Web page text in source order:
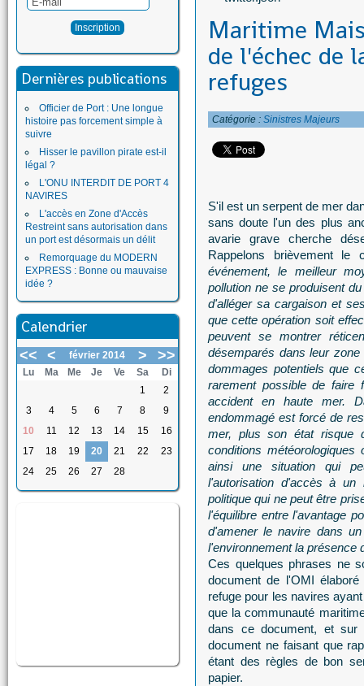
Dernières publications
Officier de Port : Une longue
histoire pas forcement simple à
suivre
Hisser le pavillon pirate est-il
légal ?
L'ONU INTERDIT DE PORT 4
NAVIRES
L'accès en Zone d'Accès
Restreint sans autorisation dans
un port est désormais un délit
Remorquage du MODERN
EXPRESS : Bonne ou mauvaise
idée ?
Calendrier
<< < février 2014 > >>
Lu Ma Me Je Ve Sa
Di
1
2
3
4 5 6 7 8
9
10
11 12 13 14 15
16
17
18 19 20 21 22
23
24
25 26 27 28
Maritime
de l'échec de
refuges
Catégorie : Sinistres Majeurs
S'il est un serpent de mer
sans doute l'un des plus
avarie grave cherche
Rappelons brièvement le
événement, le meilleur
pollution ne se produisent
d'alléger sa cargaison et
que cette opération soit
peuvent se montrer
désemparés dans leur
dommages potentiels que
rarement possible de faire
accident en haute mer.
endommagé est forcé de
mer, plus son état risque
conditions
ainsi une situation qui
l'autorisation d'accès à un
politique qui ne peut être
l'équilibre entre l'avantage
d'amener le navire dans
l'environnement la présence
Ces quelques phrases ne
document de l'OMI
refuge pour les navires
que la communauté
dans ce document, et
document ne faisant que
étant des règles de bon
papier.